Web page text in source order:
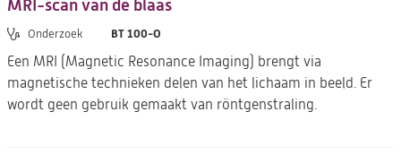
MRI-scan van de blaas
Onderzoek BT 100-O
Een MRI (Magnetic Resonance Imaging) brengt via
magnetische technieken delen van het lichaam in beeld. Er
wordt geen gebruik gemaakt van röntgenstraling.